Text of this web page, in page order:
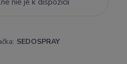
SEDOSPRAY